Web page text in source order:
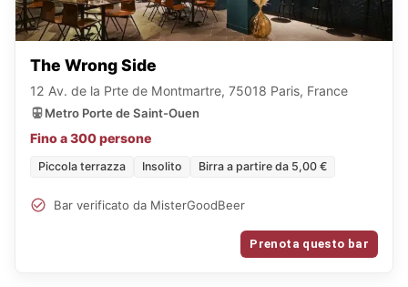
The Wrong Side
12 Av. de la Prte de Montmartre, 75018 Paris, France
Metro Porte de Saint-Ouen
Fino a 300 persone
Piccola terrazza Insolito Birra a partire da 5,00 €
Bar verificato da MisterGoodBeer
Prenota questo bar